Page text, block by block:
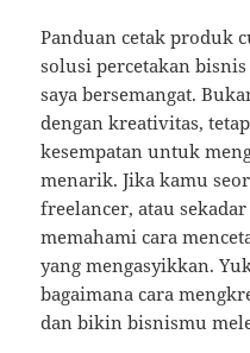
Panduan cetak produk
solusi percetakan
saya bersemangat.
dengan kreativitas,
kesempatan untuk
menarik. Jika kamu
freelancer, atau
memahami cara
yang mengasyikkan.
bagaimana cara
dan bikin bisnismu